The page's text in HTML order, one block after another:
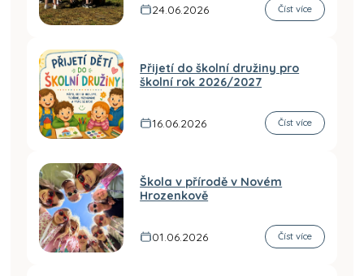
24.06.2026
Číst více
Přijetí do školní družiny pro
školní rok 2026/2027
16.06.2026 Číst více
Škola v přírodě v Novém
Hrozenkově
01.06.2026 Číst více